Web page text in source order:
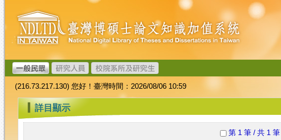
跳
到
主
要
內
容
臺
灣
博
碩
士
論
文
加
值
系
統
(216.73.217.130) 您好！臺灣時間：2026/08/06 10:59
::: 詳目顯示
第 1 筆 / 共 1 筆